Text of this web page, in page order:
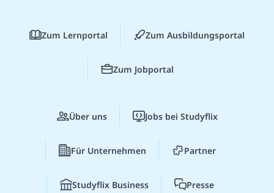
Zum Lernportal Zum Ausbildungsportal
Zum Jobportal
Über uns Jobs bei Studyflix
Für Unternehmen Partner
Studyflix Business Presse